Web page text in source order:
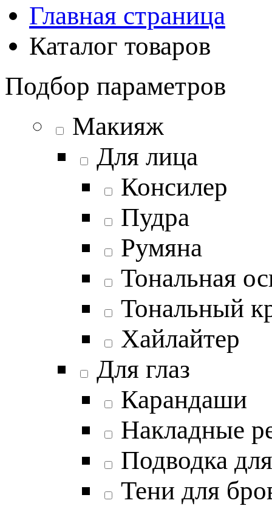
Главная страница
Каталог товаров
Подбор параметров
Макияж
Для лица
Консилер
Пудра
Румяна
Тональная
Тональный
Хайлайтер
Для глаз
Карандаши
Накладные
Подводка
Тени для